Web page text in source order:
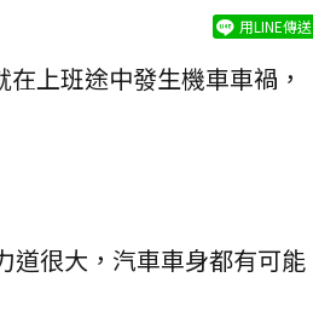
用LINE傳送
上班途中發生機車車禍，
道很大，汽車車身都有可能